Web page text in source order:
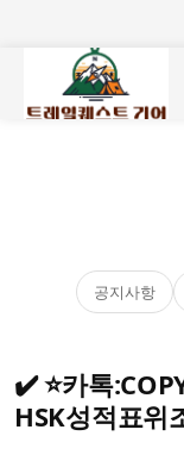
공지사항
✔️ ⭐카톡
HSK성적표위